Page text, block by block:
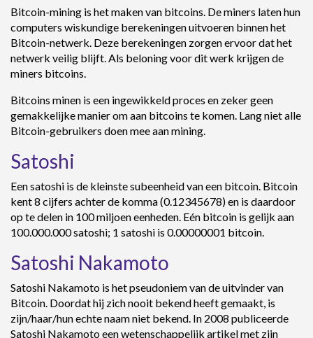
Bitcoin-mining is het maken van bitcoins. De miners laten hun
computers wiskundige berekeningen uitvoeren binnen het
Bitcoin-netwerk. Deze berekeningen zorgen ervoor dat het
netwerk veilig blijft. Als beloning voor dit werk krijgen de
miners bitcoins.
Bitcoins minen is een ingewikkeld proces en zeker geen
gemakkelijke manier om aan bitcoins te komen. Lang niet alle
Bitcoin-gebruikers doen mee aan mining.
Satoshi
Een satoshi is de kleinste subeenheid van een bitcoin. Bitcoin
kent 8 cijfers achter de komma (0.12345678) en is daardoor
op te delen in 100 miljoen eenheden. Eén bitcoin is gelijk aan
100.000.000 satoshi; 1 satoshi is 0.00000001 bitcoin.
Satoshi Nakamoto
Satoshi Nakamoto is het pseudoniem van de uitvinder van
Bitcoin. Doordat hij zich nooit bekend heeft gemaakt, is
zijn/haar/hun echte naam niet bekend. In 2008 publiceerde
Satoshi Nakamoto een wetenschappelijk artikel met zijn